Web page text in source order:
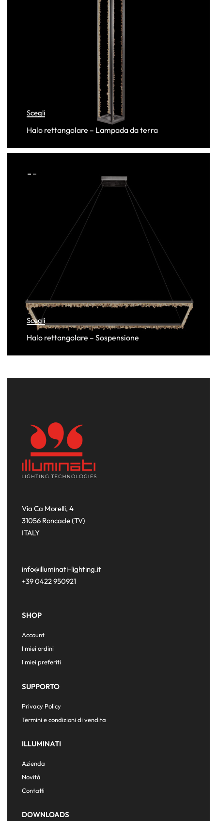
Scegli
Halo rettangolare – Lampada da terra
Scegli
Halo rettangolare – Sospensione
Via Ca Morelli, 4
31056 Roncade (TV)
ITALY
info@illuminati-lighting.it
+39 0422 950921
SHOP
Account
I miei ordini
I miei preferiti
SUPPORTO
Privacy Policy
Termini e condizioni di vendita
ILLUMINATI
Azienda
Novità
Contatti
DOWNLOADS